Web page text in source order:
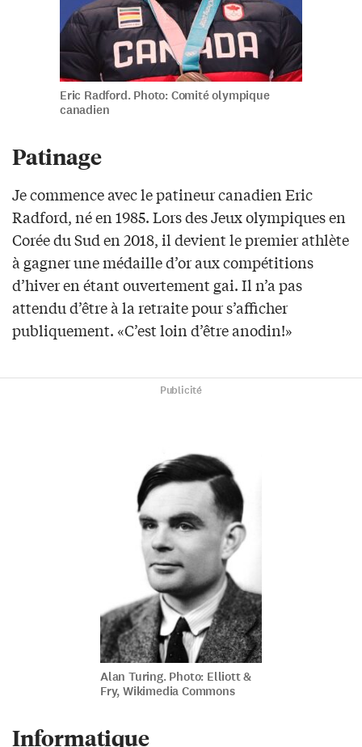
Eric Radford. Photo: Comité olympique
canadien
Patinage
Je commence avec le patineur canadien Eric
Radford, né en 1985. Lors des Jeux olympiques en
Corée du Sud en 2018, il devient le premier athlète
à gagner une médaille d’or aux compétitions
d’hiver en étant ouvertement gai. Il n’a pas
attendu d’être à la retraite pour s’afficher
publiquement. «C’est loin d’être anodin!»
Publicité
Alan Turing. Photo: Elliott &
Fry, Wikimedia Commons
Informatique